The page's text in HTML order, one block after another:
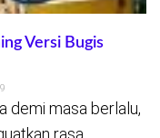
Versi Bugis
demi masa berlalu,
rasa